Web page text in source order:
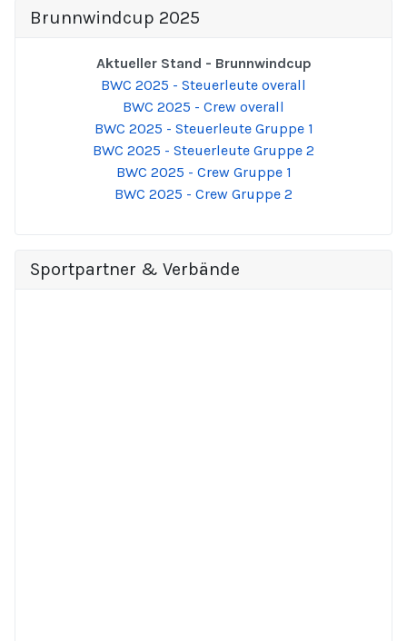
Brunnwindcup 2025
Aktueller Stand - Brunnwindcup
BWC 2025 - Steuerleute overall
BWC 2025 - Crew overall
BWC 2025 - Steuerleute Gruppe 1
BWC 2025 - Steuerleute Gruppe 2
BWC 2025 - Crew Gruppe 1
BWC 2025 - Crew Gruppe 2
Sportpartner & Verbände